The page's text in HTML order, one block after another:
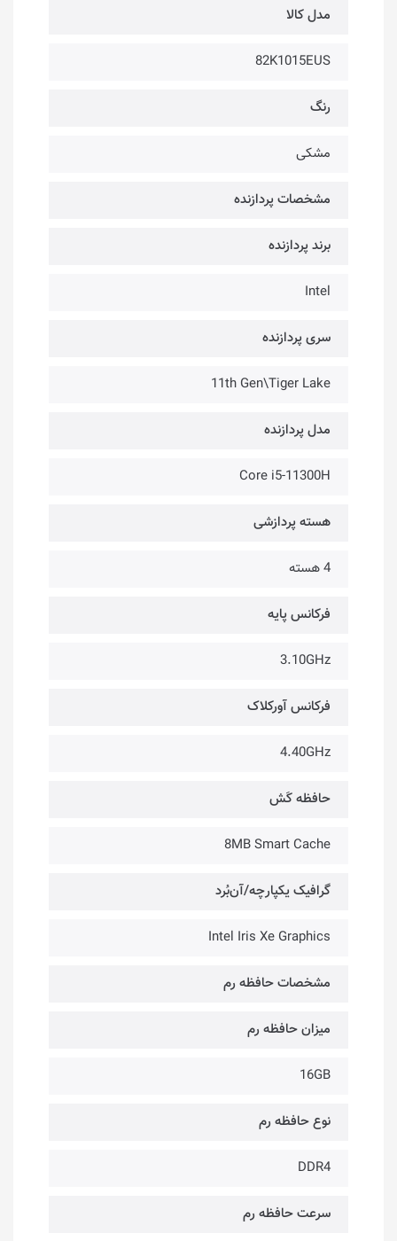
مدل کالا
82K1015EUS
رنگ
مشکی
مشخصات پردازنده
برند پردازنده
Intel
سری پردازنده
11th Gen\Tiger Lake
مدل پردازنده
Core i5-11300H
هسته پردازشی
4 هسته
فرکانس پایه
3.10GHz
فرکانس آورکلاک
4.40GHz
حافظه کَش
8MB Smart Cache
گرافیک یکپارچه/آن‌بُرد
Intel Iris Xe Graphics
مشخصات حافظه رم
میزان حافظه رم
16GB
نوع حافظه رم
DDR4
سرعت حافظه رم